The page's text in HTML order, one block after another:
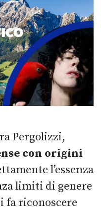
Pergolizzi,
con origini
l’essenza
limiti di genere
fa riconoscere